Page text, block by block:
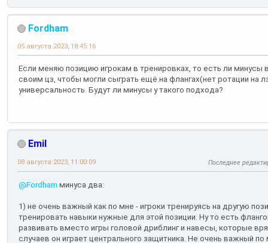
Fordham
05 августа 2023, 18:45:16
Если меняю позицию игрокам в тренировках, то есть ли минусы
своим цз, чтобы могли сыграть ещё на флангах(нет ротации на
универсальность. Будут ли минусы у такого подхода?
Emil
08 августа 2023, 11:00:09 Последнее
@Fordham минуса два:
1) не очень важный как по мне - игроки тренируясь на другую
тренировать навыки нужные для этой позиции. Ну то есть
развивать вместо игры головой дриблинг и навесы, которые
случаев он играет центрального защитника. Не очень важный